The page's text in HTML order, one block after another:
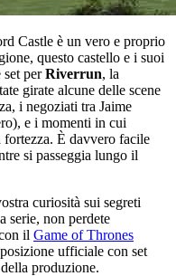
Castle è un vero e proprio
questo castello e i suoi
set perRiverrun, la
girate alcune delle scene
i negoziati tra Jaime
e i momenti in cui
È davvero facile
si passeggia lungo il
curiosità sui segreti
serie, non perdete
il Game of Thrones
ufficiale con set
produzione.